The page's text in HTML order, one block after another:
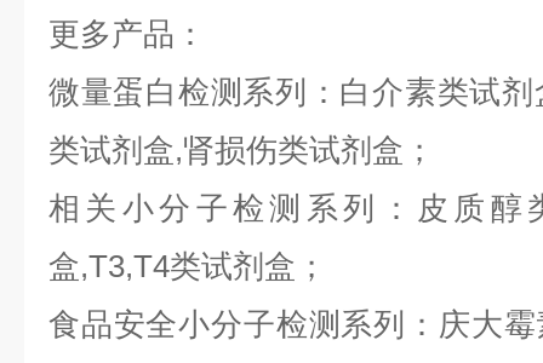
更多产品：
微量蛋白检测系列：白介素类试
类试剂盒,肾损伤类试剂盒；
相关小分子检测系列：皮质醇
盒,T3,T4类试剂盒；
食品安全小分子检测系列：庆大